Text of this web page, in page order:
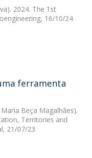
2024. The 1st
16/10/24
ferramenta
Beça Magalhães).
Territories and
21/07/23